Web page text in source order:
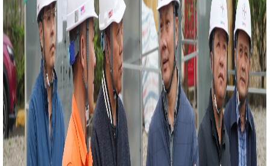
bá, kết nối xúc tiến thương mại tại Hội chợ Thương mại
Trị năm 2024 và Chương trình kết nối giao thương
Trung Bộ và các doanh nghiệp xuất khẩu tại
Tập
qua Luật sửa đổi, bổ sung một số điều của Luật Sử
quả vào tháng 6/2025
Hà Tĩnh phát động thi trực
Việt Nam ưu tiên dùng hàng Việt Nam
Về cung
Hà Tĩnh trong bối cảnh xung đột tại Trung Đông
động ý nghĩa nhân dịp Tết Trung thu
Công đoàn
khám sức khỏe định kỳ cho Đoàn viên công đoàn
Công nghiệp nông thôn tiêu biểu và OCOP Hà Tĩnh
và các sản phẩm nông nghiệp Hà Tĩnh lần thứ 5?
TP Hà Tĩnh
UBND tỉnh ban hành Kế hoạch tổ
mại kết nối tiêu thụ sản phẩm nông nghiệp, sản
nông thôn tiêu biểu, sản phẩm chủ lực của tỉnh năm
Hà Tĩnh trao quà Tết cho đoàn viên khó khăn
Bộ